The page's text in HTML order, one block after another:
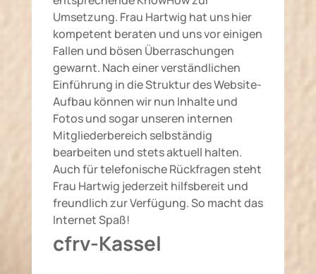
Umsetzung. Frau Hartwig hat uns hier
kompetent beraten und uns vor einigen
Fallen und bösen Überraschungen
gewarnt. Nach einer verständlichen
Einführung in die Struktur des Website-
Aufbau können wir nun Inhalte und
Fotos und sogar unseren internen
Mitgliederbereich selbständig
bearbeiten und stets aktuell halten.
Auch für telefonische Rückfragen steht
Frau Hartwig jederzeit hilfsbereit und
freundlich zur Verfügung. So macht das
Internet Spaß!
cfrv-Kassel